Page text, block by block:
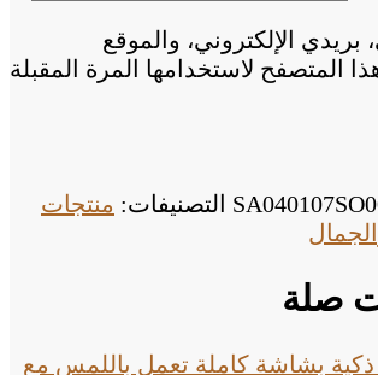
الإلكتروني، والموقع
المتصفح لاستخدامها المرة المقبلة
التصنيفات: منتجات
صلة